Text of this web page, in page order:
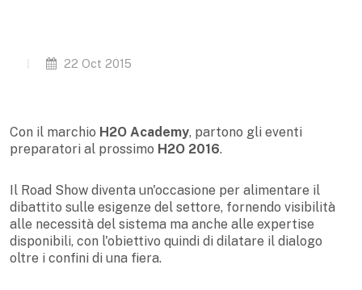
22 Oct 2015
Con il marchio H2O Academy, partono gli eventi
preparatori al prossimo H2O 2016.
Il Road Show diventa un'occasione per alimentare il
dibattito sulle esigenze del settore, fornendo visibilità
alle necessità del sistema ma anche alle expertise
disponibili, con l'obiettivo quindi di dilatare il dialogo
oltre i confini di una fiera.